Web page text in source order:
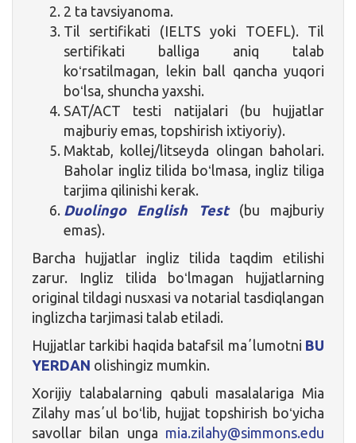
2 ta tavsiyanoma.
Til sertifikati (IELTS yoki TOEFL). Til
sertifikati balliga aniq talab
koʻrsatilmagan, lekin ball qancha yuqori
boʻlsa, shuncha yaxshi.
SAT/ACT testi natijalari (bu hujjatlar
majburiy emas, topshirish ixtiyoriy).
Maktab, kollej/litseyda olingan baholari.
Baholar ingliz tilida boʻlmasa, ingliz tiliga
tarjima qilinishi kerak.
Duolingo English Test (bu majburiy
emas).
Barcha hujjatlar ingliz tilida taqdim etilishi
zarur. Ingliz tilida boʻlmagan hujjatlarning
original tildagi nusxasi va notarial tasdiqlangan
inglizcha tarjimasi talab etiladi.
Hujjatlar tarkibi haqida batafsil maʼlumotni BU
YERDAN olishingiz mumkin.
Xorijiy talabalarning qabuli masalalariga Mia
Zilahy masʼul boʻlib, hujjat topshirish boʻyicha
savollar bilan unga mia.zilahy@simmons.edu